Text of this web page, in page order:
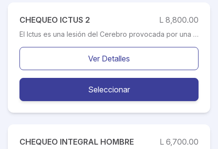
CHEQUEO ICTUS 2 L 8,800.00
El Ictus es una lesión del Cerebro provocada por una alteración repentina de la circulación de la sangre. Las consecuencias son muy graves, por tanto, la detección de los síntomas y el tiempo de respuesta son clave para su abordaje. Es necesario que la persona que sospeche que está sufriendo un Ictus se ponga lo antes posible en manos de un equipo especializado, debido a que el tiempo de reacción ante el primer síntoma es fundamental para disminuir las secuelas, entre ellas: parálisis, problemas en la vista, trastornos en el lenguaje e insensibilidad. Este chequeo esta destinado a la valoración cuidadosa de todos aquellos sintomas del sistema nervioso que puedan indicar la presencia de enfermedades prevenibles o mejora la calidad de vida de pacientes que ya sufren de algun padecimiento neurologíco.
Ver Detalles
Seleccionar
CHEQUEO INTEGRAL HOMBRE L 6,700.00